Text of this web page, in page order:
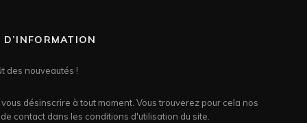
des nouveautés !
désinscrire à tout moment. Vous trouverez pour cela nos
contact dans les conditions d'utilisation du site.